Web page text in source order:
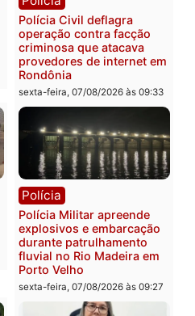
Polícia Federal apreende
400 quilos de drogas e
prende motorista em RO
sexta-feira, 07/08/2026 às
Polícia
Polícia Civil deflagra
operação contra facção
criminosa que atacava
provedores de internet
Rondônia